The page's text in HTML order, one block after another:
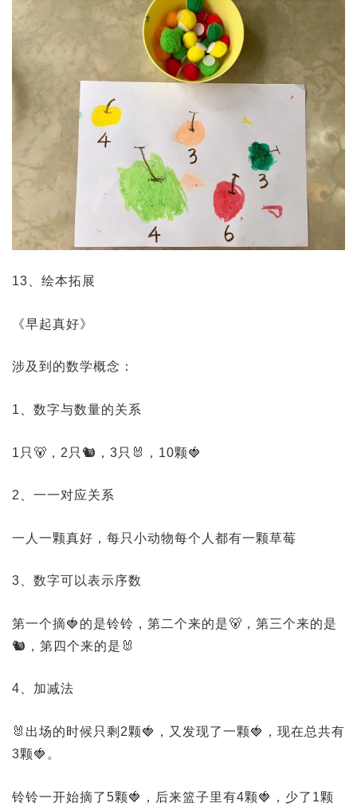
13、绘本拓展
《早起真好》
涉及到的数学概念：
1、数字与数量的关系
1只🐻，2只🐿️，3只🐰，10颗🍓
2、一一对应关系
一人一颗真好，每只小动物每个人都有一颗草莓
3、数字可以表示序数
第一个摘🍓的是铃铃，第二个来的是🐻，第三个来的是
🐿️，第四个来的是🐰
4、加减法
🐰出场的时候只剩2颗🍓，又发现了一颗🍓，现在总共有
3颗🍓。
铃铃一开始摘了5颗🍓，后来篮子里有4颗🍓，少了1颗